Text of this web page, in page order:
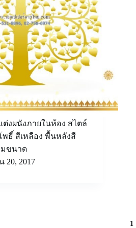
ต่งผนังภายในห้อง สไตล์
พธิ์ สีเหลือง พื้นหลังสี
ขนาด
20, 2017
1